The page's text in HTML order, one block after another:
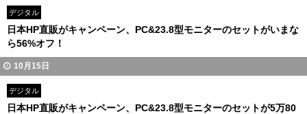
デジタル
日本HP直販がキャンペーン、PC&23.8型モニターのセットがいまな
ら56%オフ！
10月15日
デジタル
日本HP直販がキャンペーン、PC&23.8型モニターのセットが5万80